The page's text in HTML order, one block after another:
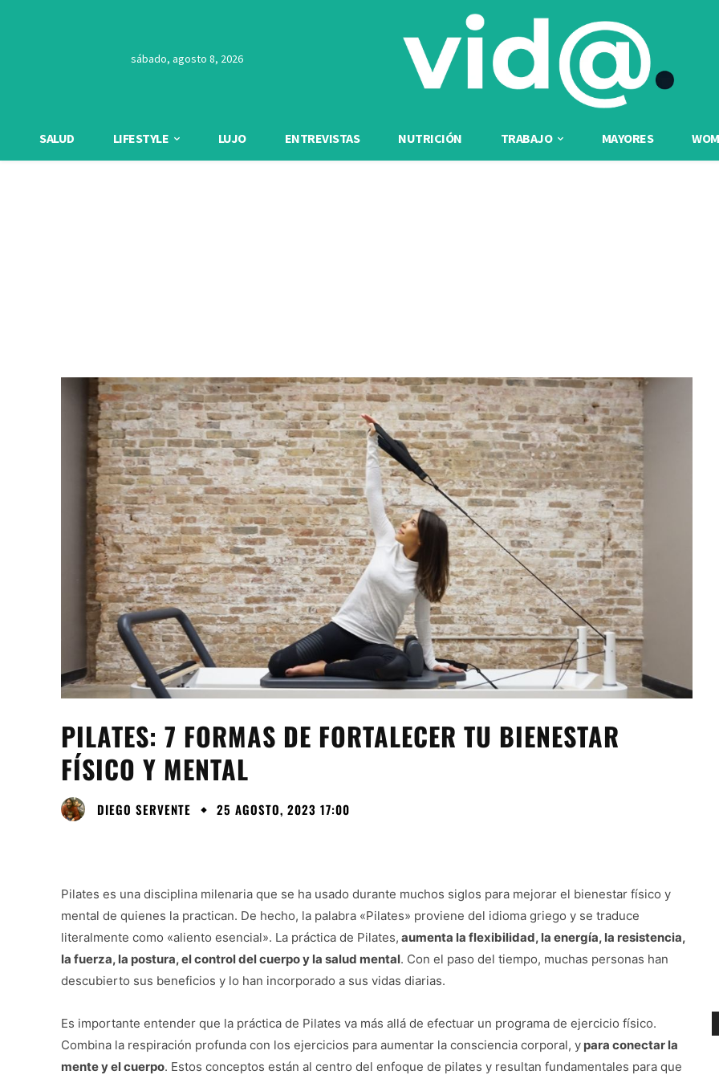
sábado, agosto 8, 2026
SALUD LIFESTYLE LUJO ENTREVISTAS NUTRICIÓN TRABAJO MAYORES
PILATES: 7 FORMAS DE FORTALECER TU BIENESTAR
FÍSICO Y MENTAL
DIEGO SERVENTE 25 AGOSTO, 2023 17:00
Pilates es una disciplina milenaria que se ha usado durante muchos siglos para mejorar el bienestar físico y
mental de quienes la practican. De hecho, la palabra «Pilates» proviene del idioma griego y se traduce
literalmente como «aliento esencial». La práctica de Pilates, aumenta la flexibilidad, la energía, la resistencia,
la fuerza, la postura, el control del cuerpo y la salud mental. Con el paso del tiempo, muchas personas han
descubierto sus beneficios y lo han incorporado a sus vidas diarias.
Es importante entender que la práctica de Pilates va más allá de efectuar un programa de ejercicio físico.
Combina la respiración profunda con los ejercicios para aumentar la consciencia corporal, y para conectar la
mente y el cuerpo. Estos conceptos están al centro del enfoque de pilates y resultan fundamentales para que